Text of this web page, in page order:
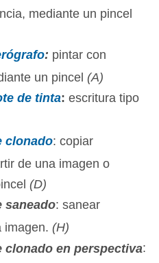
mediante un pincel
: pintar con
un pincel (A)
de tinta: escritura tipo
clonado: copiar
de una imagen o
(D)
saneado: sanear
imagen. (H)
clonado en perspectiva: